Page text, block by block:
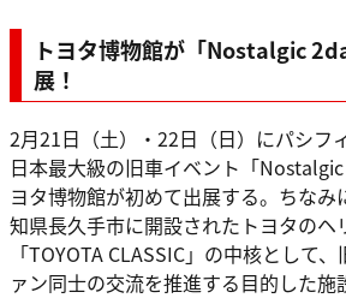
トヨタ博物館が「Nostalgic
展！
2月21日（土）・22日（日）にパシフ
日本最大級の旧車イベント「
ヨタ博物館が初めて出展する。ちなみ
知県長久手市に開設されたトヨタのヘ
「TOYOTA CLASSIC」の中核として
ァン同士の交流を推進する目的した施